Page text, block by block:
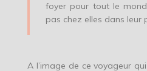
foyer pour tout le
pas chez elles dans leur
A l’image de ce voyageur